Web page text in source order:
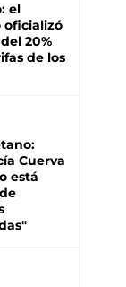
el
oficializó
20%
de los
Cuerva
está